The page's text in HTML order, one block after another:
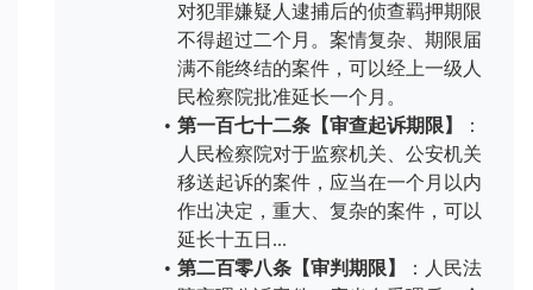
对犯罪嫌疑人逮捕后的侦查羁押期限
不得超过二个月。案情复杂、期限届
满不能终结的案件，可以经上一级人
民检察院批准延长一个月。
第一百七十二条【审查起诉期限】
：
人民检察院对于监察机关、公安机关
移送起诉的案件，应当在一个月以内
作出决定，重大、复杂的案件，可以
延长十五日...
第二百零八条【审判期限】
：人民法